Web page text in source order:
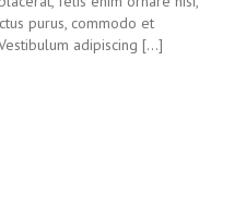
purus, commodo et
adipiscing [...]